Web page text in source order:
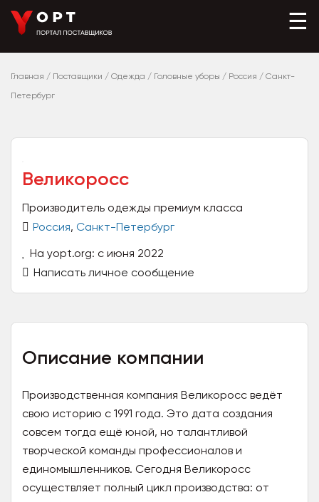
☰
Главная / Поставщики / Одежда / Головные уборы / Россия / Санкт-
Петербург
Великоросс
Производитель одежды премиум класса
Россия, Санкт-Петербург
На yopt.org: с июня 2022
Написать личное сообщение
Описание компании
Производственная компания Великоросс ведёт
свою историю с 1991 года. Это дата создания
совсем тогда ещё юной, но талантливой
творческой команды профессионалов и
единомышленников. Сегодня Великоросс
осуществляет полный цикл производства: от